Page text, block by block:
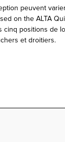
peuvent
on the ALTA
cinq positions de
et droitiers.